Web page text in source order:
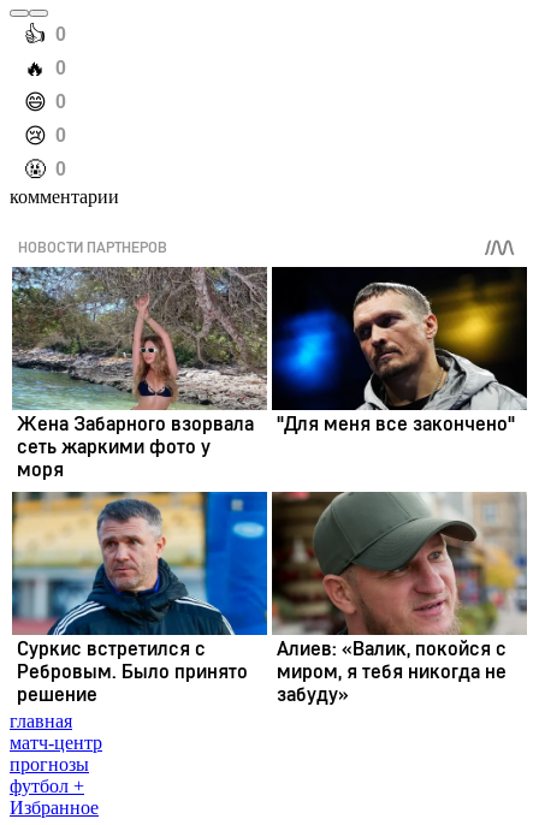
️👍 0
️🔥 0
️😄 0
️😢 0
️🤬 0
комментарии
главная
матч-центр
прогнозы
футбол +
Избранное